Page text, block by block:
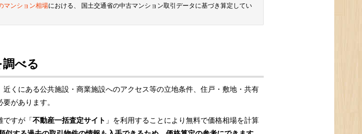
マンション相場における、 国土交通省の中古マンション取引データに基づき算定してい
べる
くにある公共施設・商業施設へのアクセス等の立地条件、住戸・敷地・共有
があります。
ですが「不動産一括査定サイト 」を利用することにより無料で価格相場を計算